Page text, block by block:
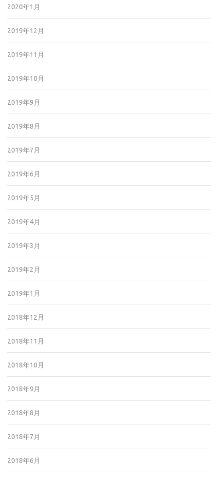
2020年1月
2019年12月
2019年11月
2019年10月
2019年9月
2019年8月
2019年7月
2019年6月
2019年5月
2019年4月
2019年3月
2019年2月
2019年1月
2018年12月
2018年11月
2018年10月
2018年9月
2018年8月
2018年7月
2018年6月